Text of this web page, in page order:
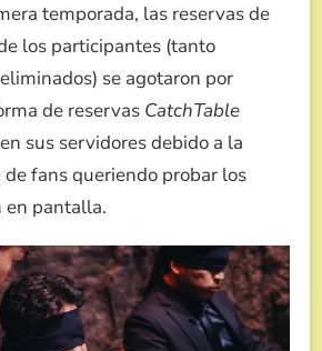
temporada, las reservas de
los participantes (tanto
se agotaron por
de reservas CatchTable
sus servidores debido a la
fans queriendo probar los
en pantalla.